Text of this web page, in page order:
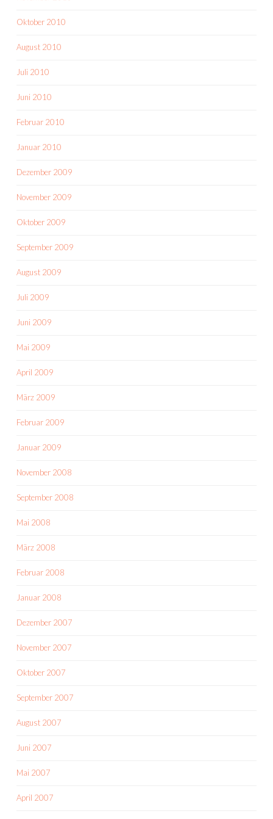
Oktober 2010
August 2010
Juli 2010
Juni 2010
Februar 2010
Januar 2010
Dezember 2009
November 2009
Oktober 2009
September 2009
August 2009
Juli 2009
Juni 2009
Mai 2009
April 2009
März 2009
Februar 2009
Januar 2009
November 2008
September 2008
Mai 2008
März 2008
Februar 2008
Januar 2008
Dezember 2007
November 2007
Oktober 2007
September 2007
August 2007
Juni 2007
Mai 2007
April 2007